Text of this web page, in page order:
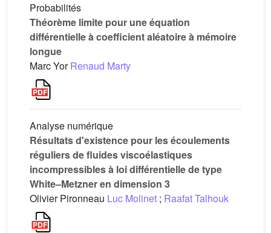
Probabilités
Théorème limite pour une équation
différentielle à coefficient aléatoire à mémoire
longue
Marc YorRenaud Marty
Analyse numérique
Résultats d'existence pour les écoulements
réguliers de fluides viscoélastiques
incompressibles à loi différentielle de type
White–Metzner en dimension 3
Olivier Pironneau Luc Molinet ; Raafat Talhouk